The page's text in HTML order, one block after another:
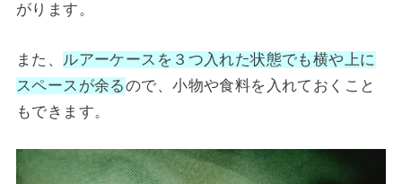
がります。
また、 ルアーケースを３つ入れた状態でも横や上に
スペースが余るので、小物や食料を入れておくこと
もできます。